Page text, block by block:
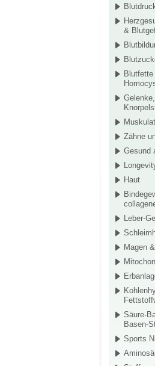
&
Zähne
Gesund
Haut
Leber-
Magen
Säure-
Basen-
Sports